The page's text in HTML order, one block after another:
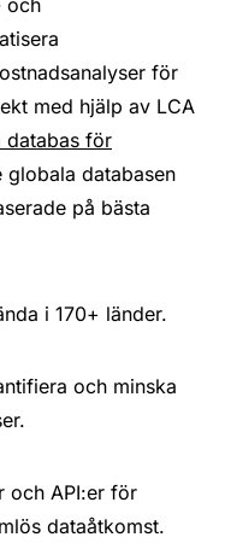
och
för
med hjälp av LCA
databas för
globala databasen
på bästa
i 170+ länder.
och minska
och API:er för
dataåtkomst.